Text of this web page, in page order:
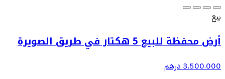
بيع
أرض محفظة للبيع 5 هكتار في طريق الصويرة
3.500.000 درهم